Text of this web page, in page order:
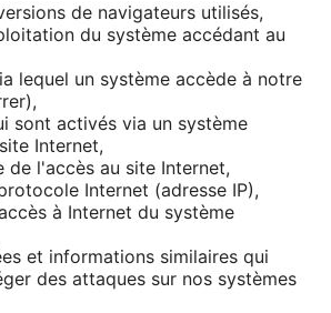
de navigateurs utilisés,
du système accédant au
lequel un système accède à notre
sont activés via un système
Internet,
de l'accès au site Internet,
Internet (adresse IP),
à Internet du système
et informations similaires qui
des attaques sur nos systèmes